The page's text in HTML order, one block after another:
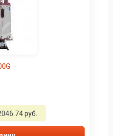
руб.